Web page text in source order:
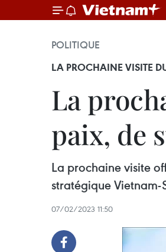
POLITIQUE
LA PROCHAINE VISITE
La
paix, de
La prochaine visite
stratégique
07/02/2023 11:50